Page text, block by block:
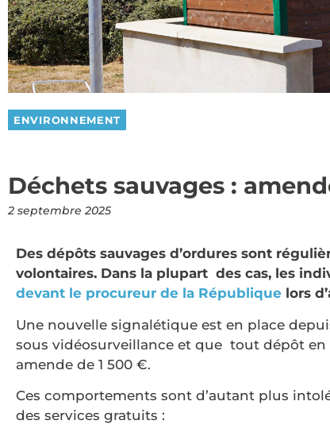
ENVIRONNEMENT
Déchets sauvages :
2 septembre 2025
Des dépôts sauvages d’ordures sont
volontaires. Dans la plupart des cas, les
devant le procureur de la République lors
Une nouvelle signalétique est en place
sous vidéosurveillance et que tout dépôt en
amende de 1 500 €.
Ces comportements sont d’autant plus
des services gratuits :